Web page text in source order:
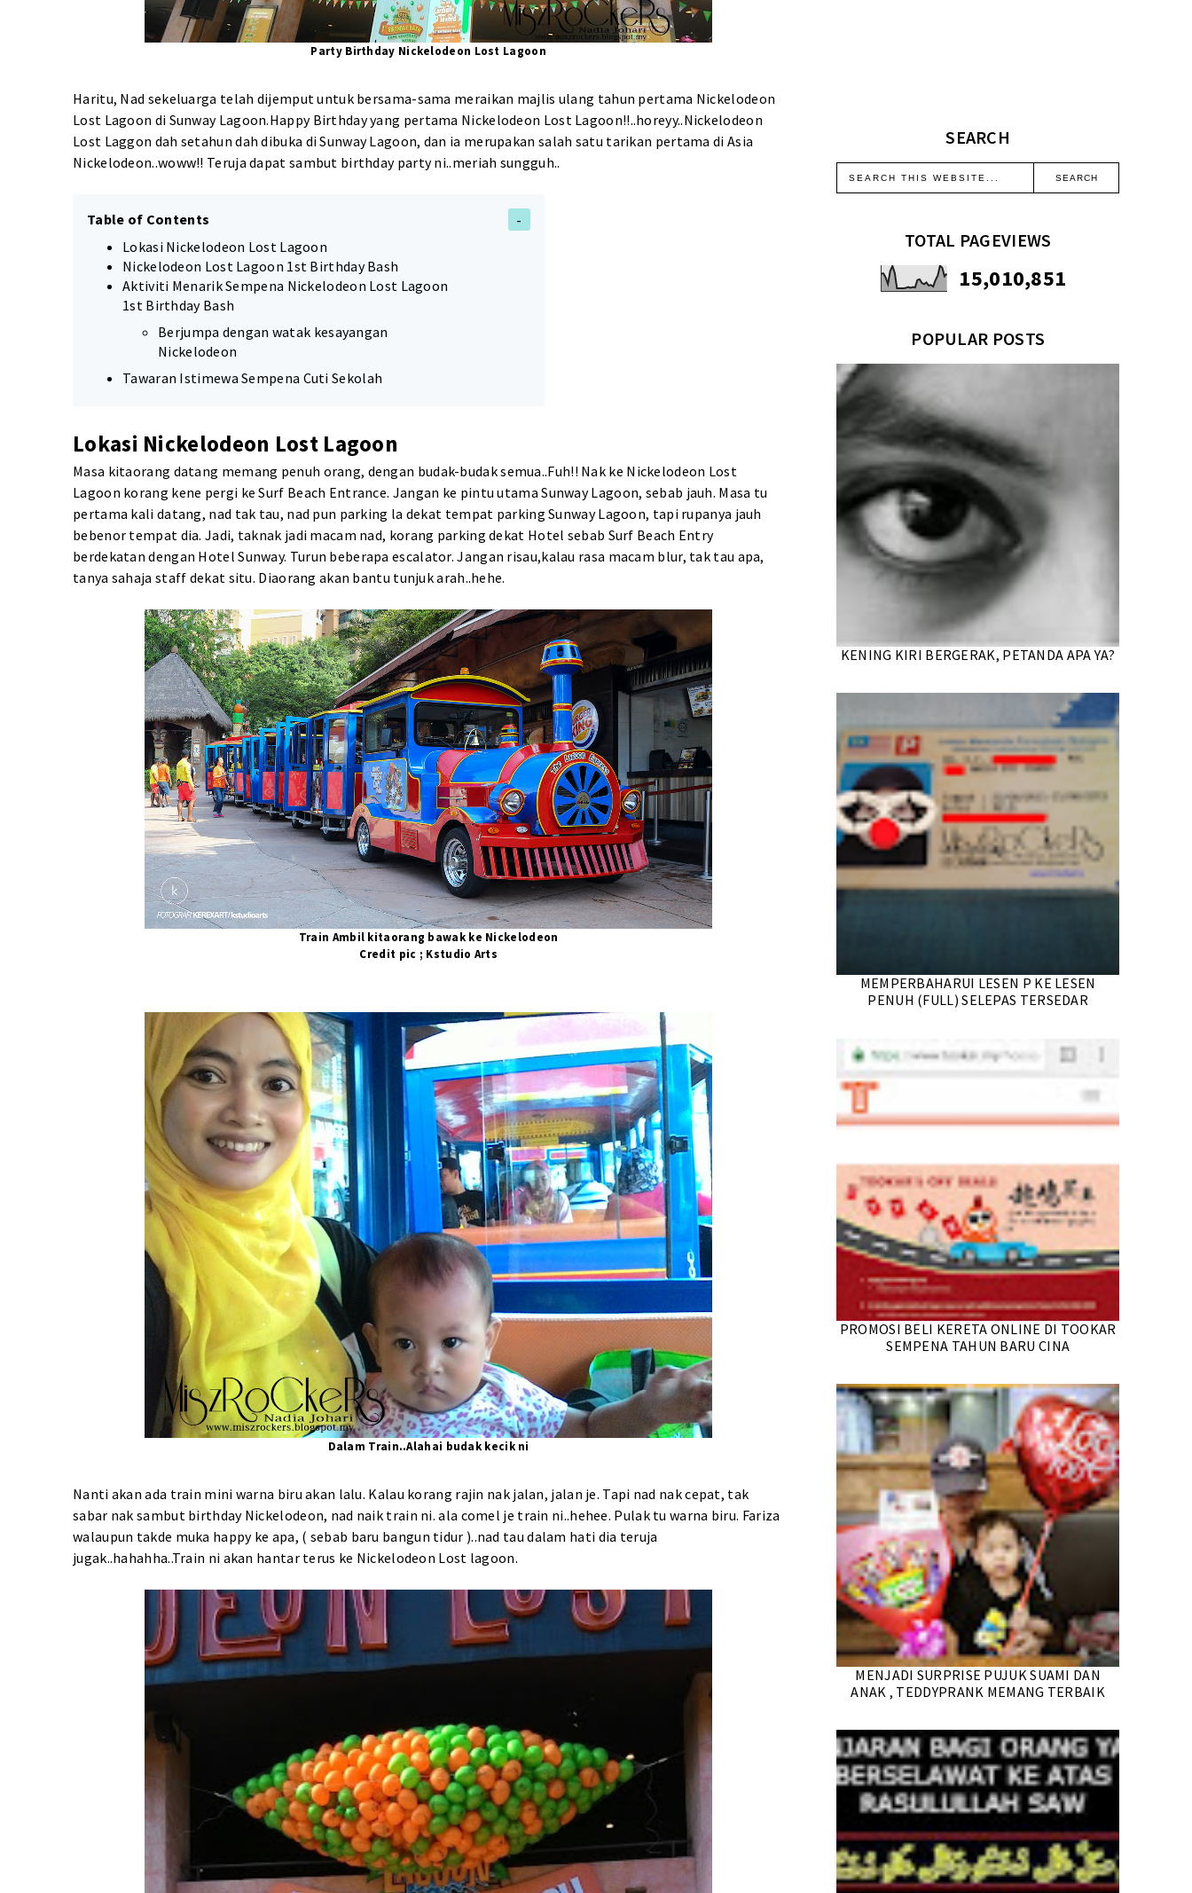
Party Birthday Nickelodeon Lost Lagoon
Haritu, Nad sekeluarga telah dijemput untuk bersama-sama meraikan majlis ulang tahun pertama Nickelodeon
Lost Lagoon di Sunway Lagoon.Happy Birthday yang pertama Nickelodeon Lost Lagoon!!..horeyy..Nickelodeon
Lost Laggon dah setahun dah dibuka di Sunway Lagoon, dan ia merupakan salah satu tarikan pertama di Asia
Nickelodeon..woww!! Teruja dapat sambut birthday party ni..meriah sungguh..
Table of Contents
Lokasi Nickelodeon Lost Lagoon
Nickelodeon Lost Lagoon 1st Birthday Bash
Aktiviti Menarik Sempena Nickelodeon Lost Lagoon
1st Birthday Bash
Berjumpa dengan watak kesayangan
Nickelodeon
Tawaran Istimewa Sempena Cuti Sekolah
Lokasi Nickelodeon Lost Lagoon
Masa kitaorang datang memang penuh orang, dengan budak-budak semua..Fuh!! Nak ke Nickelodeon Lost
Lagoon korang kene pergi ke Surf Beach Entrance. Jangan ke pintu utama Sunway Lagoon, sebab jauh. Masa tu
pertama kali datang, nad tak tau, nad pun parking la dekat tempat parking Sunway Lagoon, tapi rupanya jauh
bebenor tempat dia. Jadi, taknak jadi macam nad, korang parking dekat Hotel sebab Surf Beach Entry
berdekatan dengan Hotel Sunway. Turun beberapa escalator. Jangan risau,kalau rasa macam blur, tak tau apa,
tanya sahaja staff dekat situ. Diaorang akan bantu tunjuk arah..hehe.
Train Ambil kitaorang bawak ke Nickelodeon
Credit pic ; Kstudio Arts
Dalam Train..Alahai budak kecik ni
Nanti akan ada train mini warna biru akan lalu. Kalau korang rajin nak jalan, jalan je. Tapi nad nak cepat, tak
sabar nak sambut birthday Nickelodeon, nad naik train ni. ala comel je train ni..hehee. Pulak tu warna biru. Fariza
walaupun takde muka happy ke apa, ( sebab baru bangun tidur )..nad tau dalam hati dia teruja
jugak..hahahha..Train ni akan hantar terus ke Nickelodeon Lost lagoon.
SEARCH
TOTAL PAGEVIEWS
15,010,851
POPULAR POSTS
KENING KIRI BERGERAK, PETANDA APA YA?
MEMPERBAHARUI LESEN P KE LESEN
PENUH (FULL) SELEPAS TERSEDAR
PROMOSI BELI KERETA ONLINE DI TOOKAR
SEMPENA TAHUN BARU CINA
MENJADI SURPRISE PUJUK SUAMI DAN
ANAK , TEDDYPRANK MEMANG TERBAIK